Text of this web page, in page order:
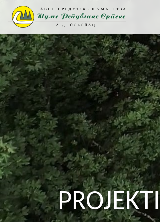
PROJEKTI